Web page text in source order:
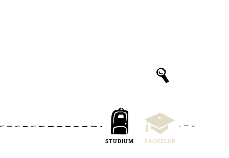
STUDIUM BACHELOR